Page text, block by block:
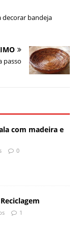
decorar bandeja
passo
com madeira e
0
1